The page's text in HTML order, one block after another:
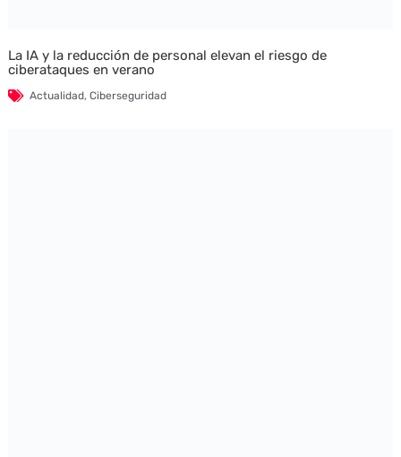
La IA y la reducción de personal elevan el riesgo de
ciberataques en verano
Actualidad, Ciberseguridad